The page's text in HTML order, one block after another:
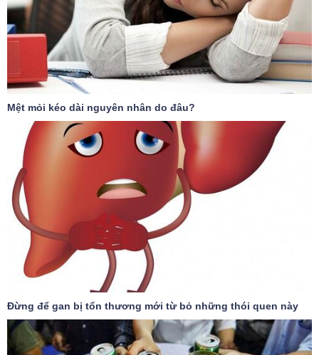
Mệt mỏi kéo dài nguyên nhân do đâu?
Đừng để gan bị tổn thương mới từ bỏ những thói quen này